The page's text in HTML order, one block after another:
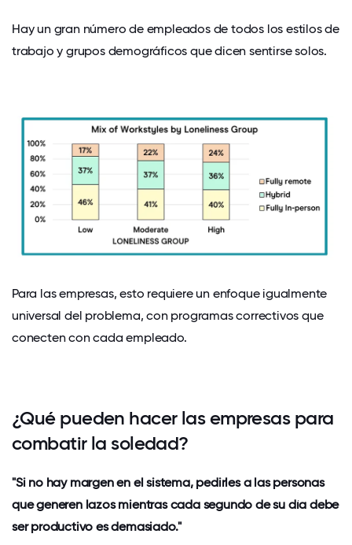
Hay un gran número de empleados de todos los estilos de
trabajo y grupos demográficos que dicen sentirse solos.
Para las empresas, esto requiere un enfoque igualmente
universal del problema, con programas correctivos que
conecten con cada empleado.
¿Qué pueden hacer las empresas para
combatir la soledad?
"Si no hay margen en el sistema, pedirles a las personas
que generen lazos mientras cada segundo de su día debe
ser productivo es demasiado."